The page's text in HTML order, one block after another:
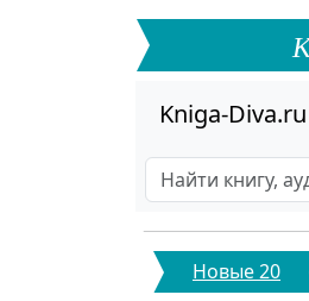
Kniga-Diva.ru
Новые 20